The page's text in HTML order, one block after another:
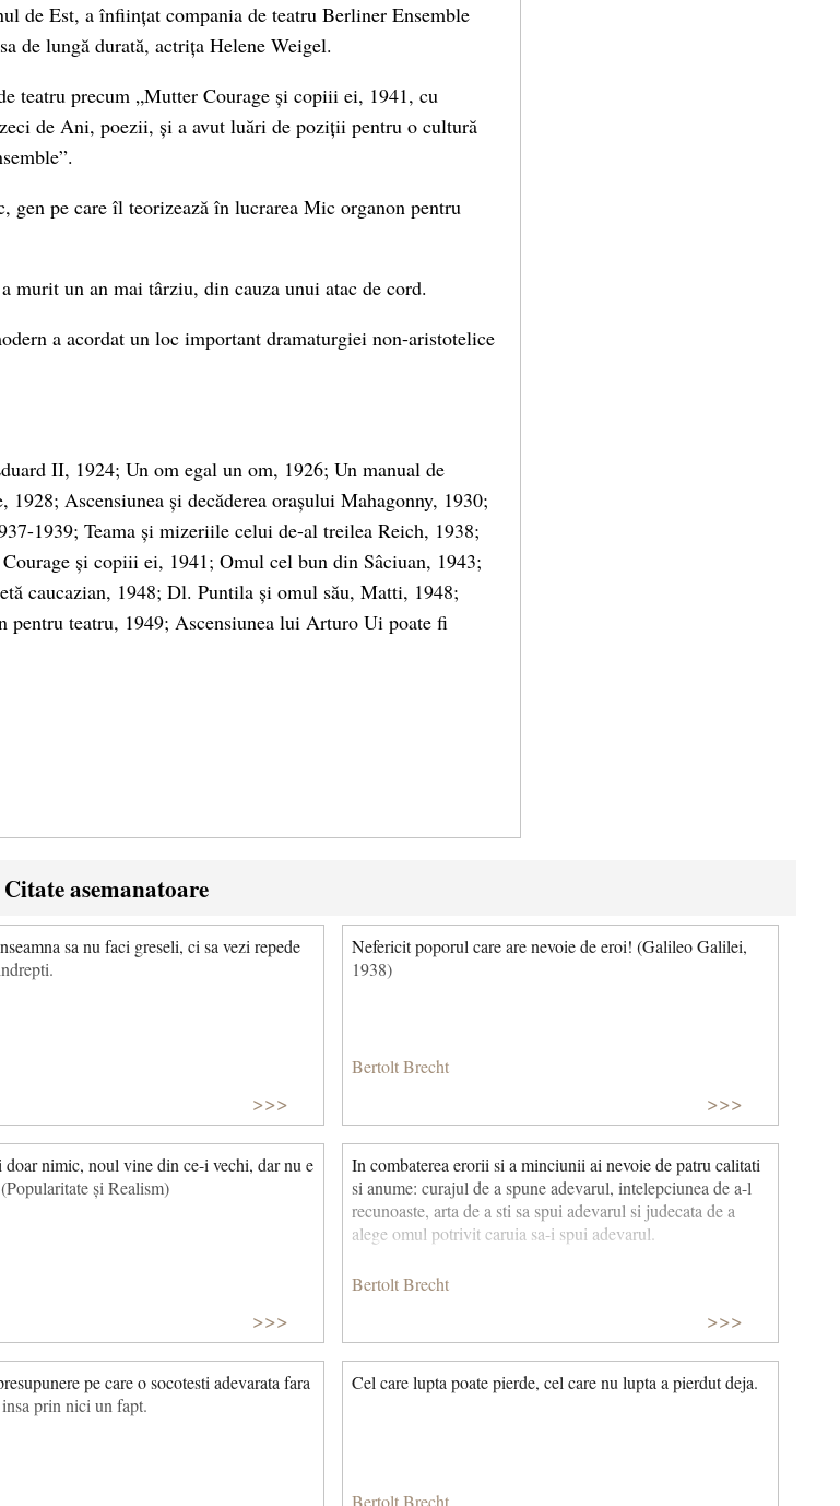
de Est, a înființat compania de teatru Berliner Ensemble
de lungă durată, actrița Helene Weigel.
teatru precum „Mutter Courage și copiii ei, 1941, cu
de Ani, poezii, și a avut luări de poziții pentru o cultură
gen pe care îl teorizează în lucrarea Mic organon pentru
murit un an mai târziu, din cauza unui atac de cord.
a acordat un loc important dramaturgiei non-aristotelice
II, 1924; Un om egal un om, 1926; Un manual de
1928; Ascensiunea și decăderea orașului Mahagonny, 1930;
1939; Teama și mizeriile celui de-al treilea Reich, 1938;
și copiii ei, 1941; Omul cel bun din Sâciuan, 1943;
caucazian, 1948; Dl. Puntila și omul său, Matti, 1948;
teatru, 1949; Ascensiunea lui Arturo Ui poate fi
Citate asemanatoare
sa nu faci greseli, ci sa vezi repede
>>>
Nefericit poporul care are nevoie de eroi! (Galileo Galilei,
1938)
Bertolt Brecht
>>>
nimic, noul vine din ce-i vechi, dar nu e
și Realism)
>>>
In combaterea erorii si a minciunii ai nevoie de patru calitati
si anume: curajul de a spune adevarul, intelepciunea de a-l
recunoaste, arta de a sti sa spui adevarul si judecata de a
alege omul potrivit caruia sa-i spui adevarul.
Bertolt Brecht
>>>
pe care o socotesti adevarata fara
prin nici un fapt.
Cel care lupta poate pierde, cel care nu lupta a pierdut deja.